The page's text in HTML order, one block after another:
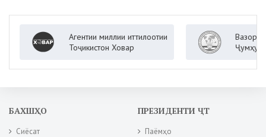
Агентии миллии иттилоотии
Тоҷикистон Ховар
Вазорати корҳои
Ҷумҳурии
БАХШҲО
Сиёсат
ПРЕЗИДЕНТИ ҶТ
Паёмҳо